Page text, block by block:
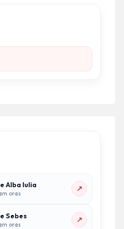
Alba Iulia
oras ↗
Sebes
oras ↗